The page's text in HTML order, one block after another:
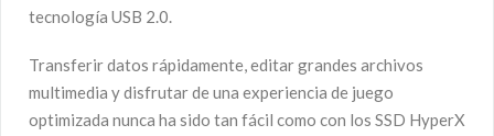
tecnología USB 2.0.
Transferir datos rápidamente, editar grandes archivos
multimedia y disfrutar de una experiencia de juego
optimizada nunca ha sido tan fácil como con los SSD HyperX